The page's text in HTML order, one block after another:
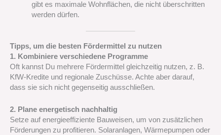
gibt es maximale Wohnflächen, die nicht überschritten
werden dürfen.
Tipps, um die besten Fördermittel zu nutzen
1. Kombiniere verschiedene Programme
Oft kannst Du mehrere Fördermittel gleichzeitig nutzen, z. B.
KfW-Kredite und regionale Zuschüsse. Achte aber darauf,
dass sie sich nicht gegenseitig ausschließen.
2. Plane energetisch nachhaltig
Setze auf energieeffiziente Bauweisen, um von zusätzlichen
Förderungen zu profitieren. Solaranlagen, Wärmepumpen oder